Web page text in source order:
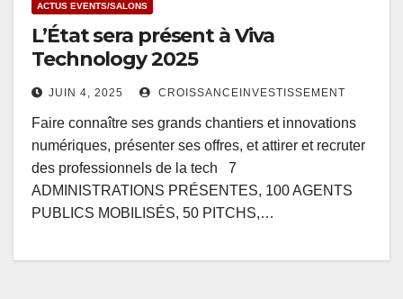
ACTUS EVENTS/SALONS
L’État sera présent à Viva
Technology 2025
JUIN 4, 2025 CROISSANCEINVESTISSEMENT
Faire connaître ses grands chantiers et innovations
numériques, présenter ses offres, et attirer et recruter
des professionnels de la tech 7
ADMINISTRATIONS PRÉSENTES, 100 AGENTS
PUBLICS MOBILISÉS, 50 PITCHS,…